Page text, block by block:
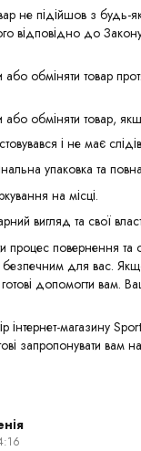
не підійшов з будь-
відповідно до
обміняти товар
або обміняти товар,
і не має
упаковка та
на місці.
вигляд та свої
процес повернення та
для вас.
допомогти вам.
інтернет-магазину
запропонувати вам